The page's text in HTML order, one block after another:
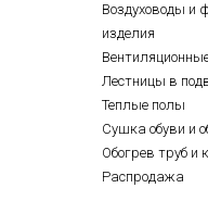
Воздуховоды и
изделия
Лестницы в
Теплые полы
Сушка обуви и
Обогрев труб и
Распродажа